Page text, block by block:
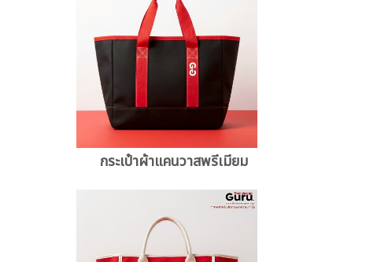
กระเป๋าผ้าแคนวาสพรีเมียม